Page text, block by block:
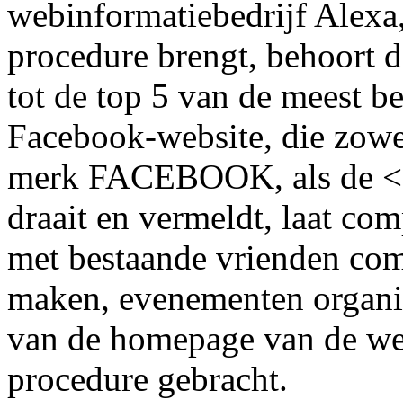
webinformatiebedrijf
procedure brengt, behoort
tot de top 5 van de meest
Facebook-website, die
merk FACEBOOK, als de
draait en vermeldt, laat
met bestaande vrienden
maken, evenementen
van de homepage van de
procedure gebracht.